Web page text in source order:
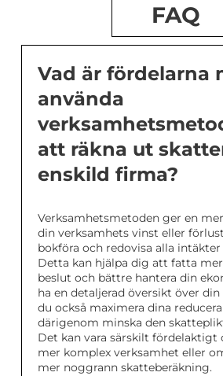
FAQ
Vad är fördelarna
använda
att räkna ut
enskild firma?
Verksamhetsmetoden ger en
din verksamhets vinst eller
bokföra och redovisa alla
Detta kan hjälpa dig att fatta
beslut och bättre hantera din
ha en detaljerad översikt över
du också maximera dina
därigenom minska den
Det kan vara särskilt fördelaktigt
mer komplex verksamhet eller
mer noggrann skatteberäkning.